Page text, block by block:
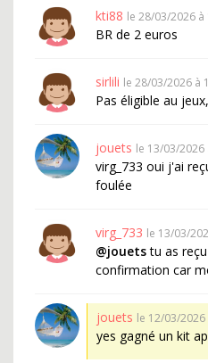
kti88 le 28/03/2026 à
BR de 2 euros
sirlili le 28/03/2026 à
Pas éligible au
jouets le 13/03/2026
virg_733 oui j'ai
foulée
virg_733 le 13/03/
@jouetstu as
confirmation car
jouets le 12/03/2026
yes gagné un kit